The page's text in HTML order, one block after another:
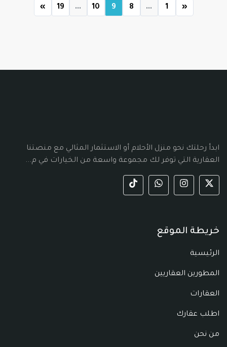
«
1
...
8
9
10
...
19
»
ابدأ رحلتك نحو منزل الأحلام أو الاستثمار المثالي مع منصتنا
العقارية التي توفر لك مجموعة واسعة من الخيارات في م...
خريطة الموقع
الرئيسية
المطورين العقاريين
العقارات
اطلب عقارك
من نحن